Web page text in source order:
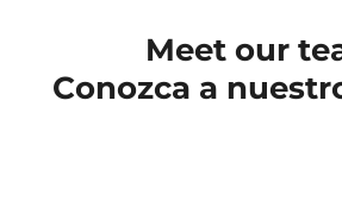
Meet our
Conozca a